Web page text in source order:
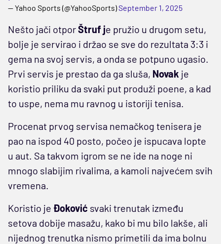
— Yahoo Sports (@YahooSports)September 1, 2025
Nešto jači otporŠtruf je pružio u drugom setu,
bolje je servirao i držao se sve do rezultata 3:3 i
gema na svoj servis, a onda se potpuno ugasio.
Prvi servis je prestao da ga sluša, Novak je
koristio priliku da svaki put produži poene, a kad
to uspe, nema mu ravnog u istoriji tenisa.
Procenat prvog servisa nemačkog tenisera je
pao na ispod 40 posto, počeo je ispucava lopte
u aut. Sa takvom igrom se ne ide na noge ni
mnogo slabijim rivalima, a kamoli najvećem svih
vremena.
Koristio je Đoković svaki trenutak između
setova dobije masažu, kako bi mu bilo lakše, ali
nijednog trenutka nismo primetili da ima bolnu